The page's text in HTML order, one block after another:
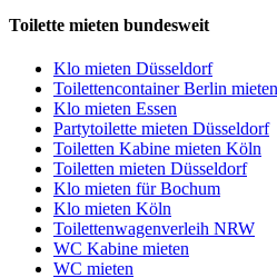
Toilette mieten bundesweit
Klo mieten Düsseldorf
Toilettencontainer Berlin mieten
Klo mieten Essen
Partytoilette mieten Düsseldorf
Toiletten Kabine mieten Köln
Toiletten mieten Düsseldorf
Klo mieten für Bochum
Klo mieten Köln
Toilettenwagenverleih NRW
WC Kabine mieten
WC mieten